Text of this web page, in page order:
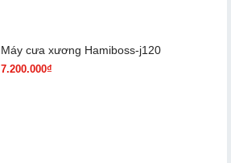
Máy cưa xương Hamiboss-j120
7.200.000₫